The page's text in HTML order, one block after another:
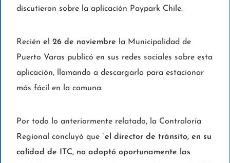
discutieron sobre la aplicación Paypark Chile.
Recién el 26 de noviembre la Municipalidad de
Puerto Varas publicó en sus redes sociales sobre esta
aplicación, llamando a descargarla para estacionar
más fácil en la comuna.
Por todo lo anteriormente relatado, la Contraloría
Regional concluyó que “el director de tránsito, en su
calidad de ITC, no adoptó oportunamente las